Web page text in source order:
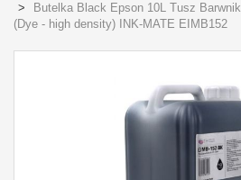
Butelka Black Epson 10L Tusz
(Dye - high density) INK-MATE EIMB152